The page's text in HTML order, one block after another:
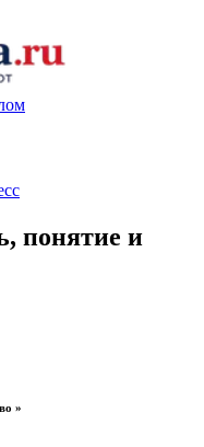
понятие и
»